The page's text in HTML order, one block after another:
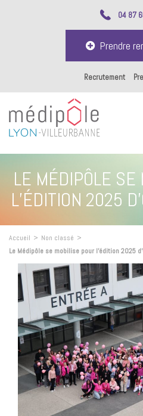
04 87
Prendre
Recrutement
LE MÉDIPÔLE SE
L’ÉDITION 2025
Accueil > Non classé >
Le Médipôle se mobilise pour l’édition 2025